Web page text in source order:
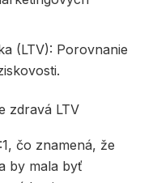
(LTV): Porovnanie
zdravá LTV
čo znamená, že
by mala byť